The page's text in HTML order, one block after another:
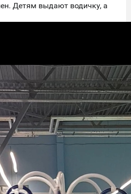
Детям выдают водичку, а